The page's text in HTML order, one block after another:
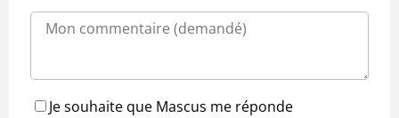
Je souhaite que Mascus me réponde